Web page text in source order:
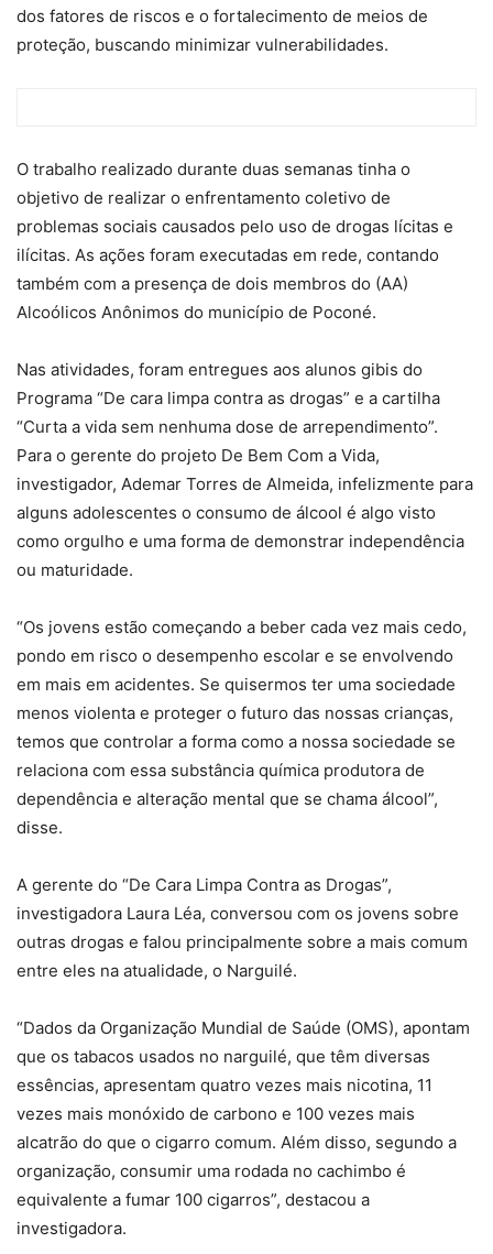
dos fatores de riscos e o fortalecimento de meios de
proteção, buscando minimizar vulnerabilidades.
O trabalho realizado durante duas semanas tinha o
objetivo de realizar o enfrentamento coletivo de
problemas sociais causados pelo uso de drogas lícitas e
ilícitas. As ações foram executadas em rede, contando
também com a presença de dois membros do (AA)
Alcoólicos Anônimos do município de Poconé.
Nas atividades, foram entregues aos alunos gibis do
Programa “De cara limpa contra as drogas” e a cartilha
“Curta a vida sem nenhuma dose de arrependimento”.
Para o gerente do projeto De Bem Com a Vida,
investigador, Ademar Torres de Almeida, infelizmente para
alguns adolescentes o consumo de álcool é algo visto
como orgulho e uma forma de demonstrar independência
ou maturidade.
“Os jovens estão começando a beber cada vez mais cedo,
pondo em risco o desempenho escolar e se envolvendo
em mais em acidentes. Se quisermos ter uma sociedade
menos violenta e proteger o futuro das nossas crianças,
temos que controlar a forma como a nossa sociedade se
relaciona com essa substância química produtora de
dependência e alteração mental que se chama álcool”,
disse.
A gerente do “De Cara Limpa Contra as Drogas”,
investigadora Laura Léa, conversou com os jovens sobre
outras drogas e falou principalmente sobre a mais comum
entre eles na atualidade, o Narguilé.
“Dados da Organização Mundial de Saúde (OMS), apontam
que os tabacos usados no narguilé, que têm diversas
essências, apresentam quatro vezes mais nicotina, 11
vezes mais monóxido de carbono e 100 vezes mais
alcatrão do que o cigarro comum. Além disso, segundo a
organização, consumir uma rodada no cachimbo é
equivalente a fumar 100 cigarros”, destacou a
investigadora.